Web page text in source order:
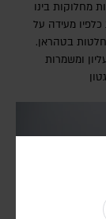
מחלוקות בינו
כלפיו מעידה על
בטהראן.
ומשמרות